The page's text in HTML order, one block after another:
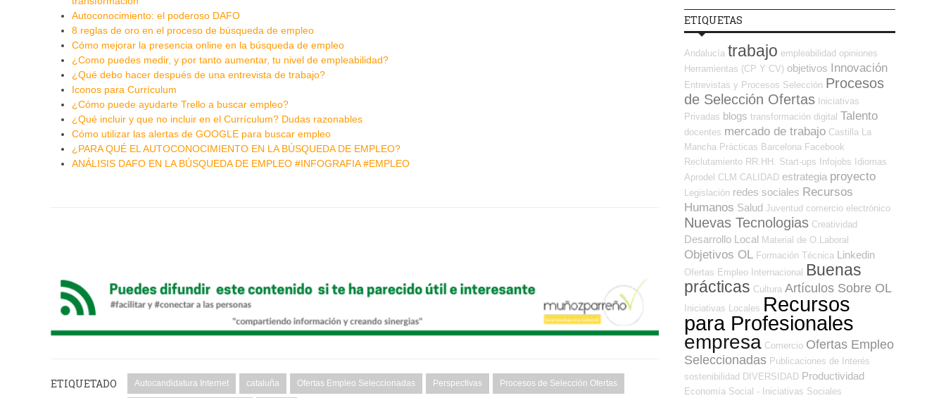
Autoconocimiento: el poderoso DAFO
8 reglas de oro en el proceso de búsqueda de empleo
Cómo mejorar la presencia online en la búsqueda de empleo
¿Como puedes medir, y por tanto aumentar, tu nivel de empleabilidad?
¿Qué debo hacer después de una entrevista de trabajo?
Iconos para Currículum
¿Cómo puede ayudarte Trello a buscar empleo?
¿Qué incluir y que no incluir en el Currículum? Dudas razonables
Cómo utilizar las alertas de GOOGLE para buscar empleo
¿PARA QUÉ EL AUTOCONOCIMIENTO EN LA BÚSQUEDA DE EMPLEO?
ANÁLISIS DAFO EN LA BÚSQUEDA DE EMPLEO #INFOGRAFIA #EMPLEO
ETIQUETADO Autocandidatura Internet cataluña Ofertas Empleo Seleccionadas Perspectivas Procesos de Selección Ofertas
ETIQUETAS
Andalucía trabajo empleabilidad opiniones
Herramientas (CP Y CV) objetivos Innovación
Entrevistas y Procesos Selección Procesos
de Selección Ofertas Iniciativas
Privadas blogs transformación digital Talento
docentes mercado de trabajo Castilla La
Mancha Prácticas Barcelona Facebook
Reclutamiento RR.HH.
Start-ups Infojobs
Idiomas
Aprodel CLM CALIDAD estrategia proyecto
Legislación redes sociales Recursos
Humanos Salud Juventud comercio electrónico
Nuevas Tecnologias Creatividad
Desarrollo Local Material de O.Laboral
Objetivos OL Formación Técnica Linkedin
Ofertas Empleo Internacional
Buenas
prácticas Cultura Artículos Sobre OL
Iniciativas Locales Recursos
para Profesionales
empresa Comercio Ofertas Empleo
Seleccionadas Publicaciones de Interés
sostenibilidad DIVERSIDAD Productividad
Economía Social - Iniciativas Sociales